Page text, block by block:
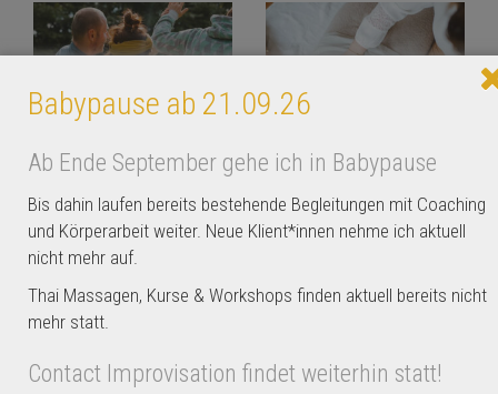
Contact Improvisation:
Workshop & Jam | Aug-Dez
2026, So, 1x pro Monat
Thai Massage Workshop „Aus
der Mitte wachsen“ | So,
19.04.26, 15-18 Uhr
Babypause ab 21.09.26
Ab Ende September gehe ich in Babypause
Bis dahin laufen bereits bestehende Begleitungen mit Coaching
und Körperarbeit weiter. Neue Klient*innen nehme ich aktuell
nicht mehr auf.
Thai Massagen, Kurse & Workshops finden aktuell bereits nicht
mehr statt.
Contact Improvisation findet weiterhin statt!